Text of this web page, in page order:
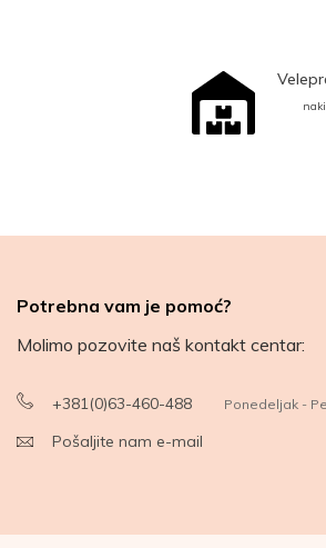
Potrebna vam je pomoć?
Molimo pozovite naš kontakt centar:
+381(0)63-460-488 Ponedeljak -
Pošaljite nam e-mail